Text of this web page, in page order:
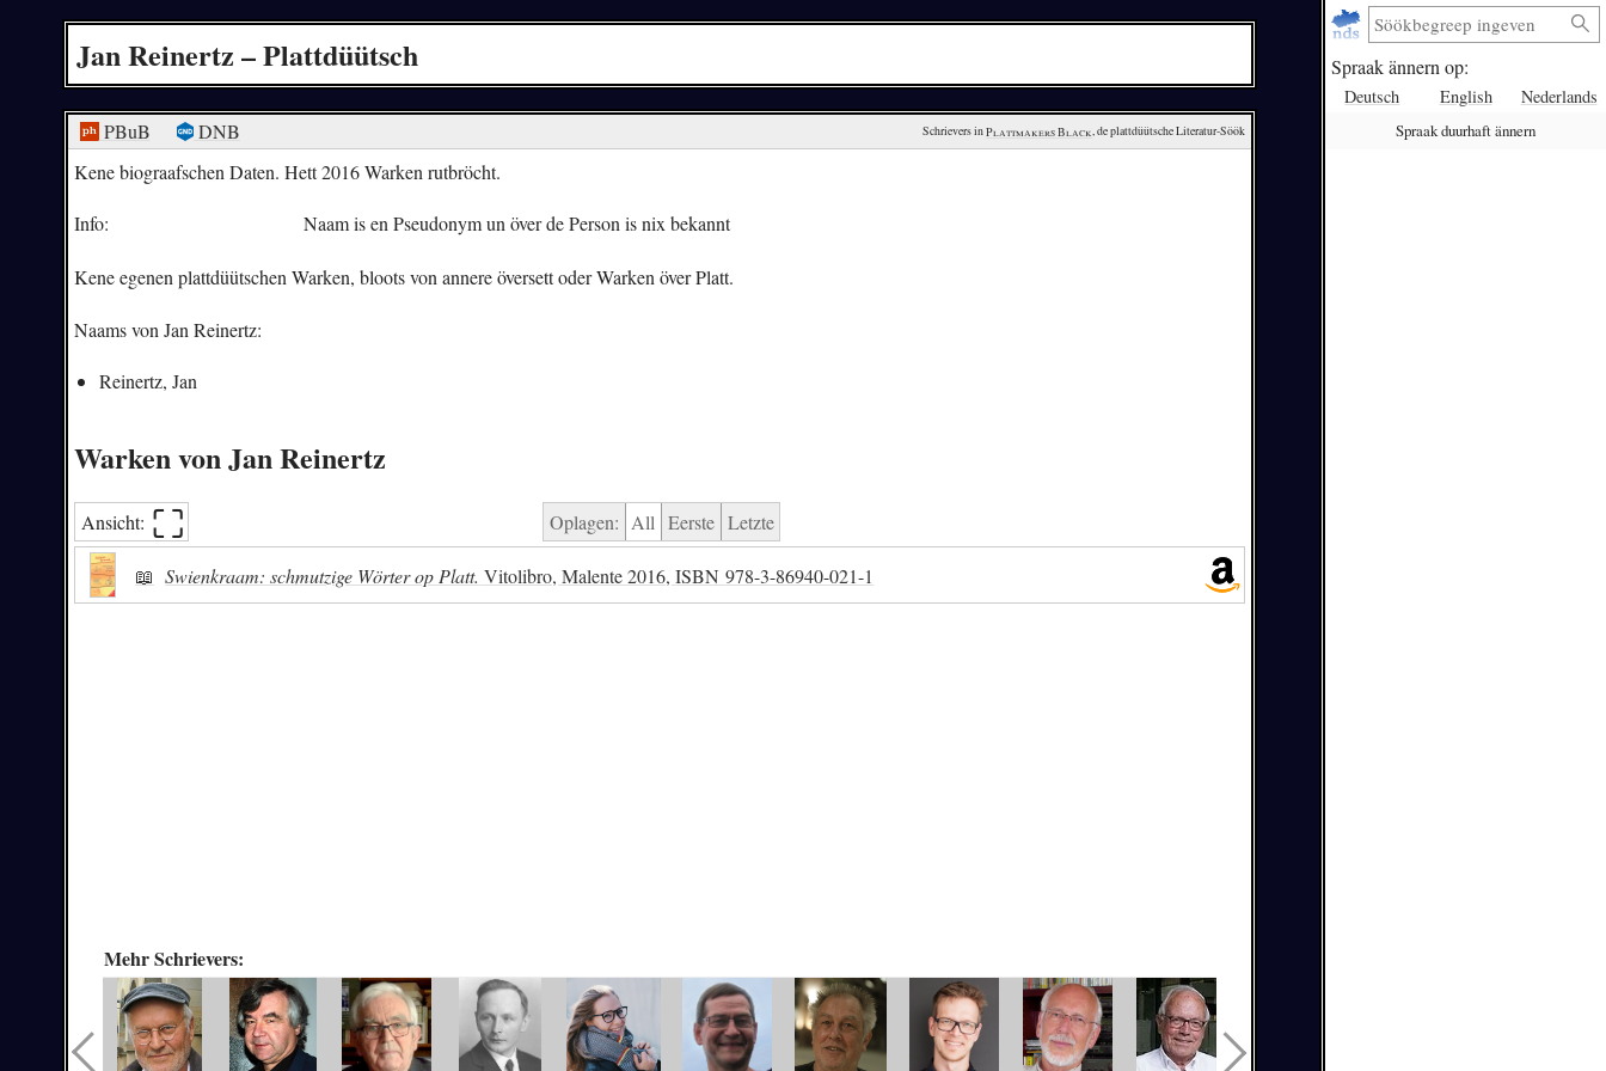
Spraak ännern op:
Deutsch English Nederlands
Spraak duurhaft ännern
Jan Reinertz – Plattdüütsch
PBuB DNB Schrievers in Plattmakers Black, de plattdüütsche Literatur-Söök
Kene biograafschen Daten. Hett 2016 Warken rutbröcht.
Info: Naam is en Pseudonym un över de Person is nix bekannt
Kene egenen plattdüütschen Warken, bloots von annere översett oder Warken över Platt.
Naams von Jan Reinertz:
Reinertz, Jan
Warken von Jan Reinertz
Ansicht: ⛶︎ Oplagen: All Eerste Letzte
📖 Swienkraam: schmutzige Wörter op Platt. Vitolibro, Malente 2016,ISBN978-3-86940-021-1
Mehr Schrievers: